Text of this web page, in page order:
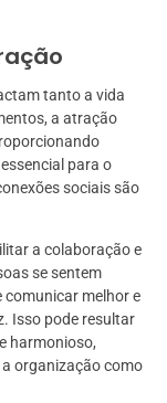
tanto a vida
a atração
para o
sociais são
a colaboração e
se sentem
comunicar melhor e
Isso pode resultar
harmonioso,
organização como